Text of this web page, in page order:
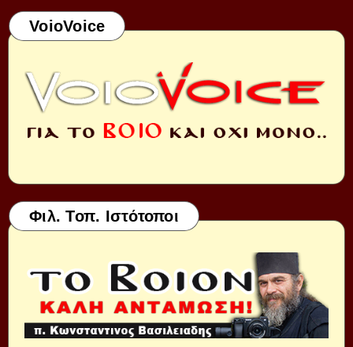
VoioVoice
Φιλ. Τοπ. Ιστότοποι